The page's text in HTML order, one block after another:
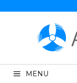
MENU